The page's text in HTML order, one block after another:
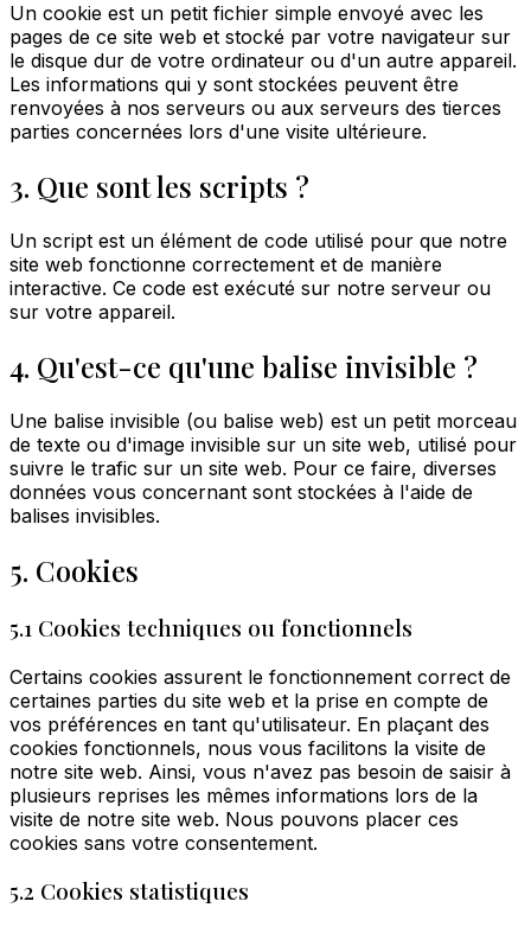
Un cookie est un petit fichier simple envoyé avec les
pages de ce site web et stocké par votre navigateur sur
le disque dur de votre ordinateur ou d'un autre appareil.
Les informations qui y sont stockées peuvent être
renvoyées à nos serveurs ou aux serveurs des tierces
parties concernées lors d'une visite ultérieure.
3. Que sont les scripts ?
Un script est un élément de code utilisé pour que notre
site web fonctionne correctement et de manière
interactive. Ce code est exécuté sur notre serveur ou
sur votre appareil.
4. Qu'est-ce qu'une balise invisible ?
Une balise invisible (ou balise web) est un petit morceau
de texte ou d'image invisible sur un site web, utilisé pour
suivre le trafic sur un site web. Pour ce faire, diverses
données vous concernant sont stockées à l'aide de
balises invisibles.
5. Cookies
5.1 Cookies techniques ou fonctionnels
Certains cookies assurent le fonctionnement correct de
certaines parties du site web et la prise en compte de
vos préférences en tant qu'utilisateur. En plaçant des
cookies fonctionnels, nous vous facilitons la visite de
notre site web. Ainsi, vous n'avez pas besoin de saisir à
plusieurs reprises les mêmes informations lors de la
visite de notre site web. Nous pouvons placer ces
cookies sans votre consentement.
5.2 Cookies statistiques